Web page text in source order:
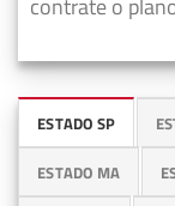
contrate o
ESTADO SP
ESTADO MA